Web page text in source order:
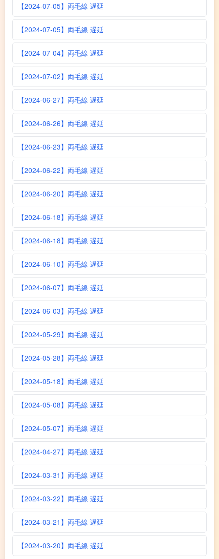
【2024-07-05】両毛線 遅延
【2024-07-05】両毛線 遅延
【2024-07-04】両毛線 遅延
【2024-07-02】両毛線 遅延
【2024-06-27】両毛線 遅延
【2024-06-26】両毛線 遅延
【2024-06-23】両毛線 遅延
【2024-06-22】両毛線 遅延
【2024-06-20】両毛線 遅延
【2024-06-18】両毛線 遅延
【2024-06-18】両毛線 遅延
【2024-06-10】両毛線 遅延
【2024-06-07】両毛線 遅延
【2024-06-03】両毛線 遅延
【2024-05-29】両毛線 遅延
【2024-05-28】両毛線 遅延
【2024-05-18】両毛線 遅延
【2024-05-08】両毛線 遅延
【2024-05-07】両毛線 遅延
【2024-04-27】両毛線 遅延
【2024-03-31】両毛線 遅延
【2024-03-22】両毛線 遅延
【2024-03-21】両毛線 遅延
【2024-03-20】両毛線 遅延